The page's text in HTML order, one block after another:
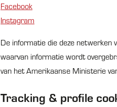
Facebook
Instagram
De informatie die deze netwerken
waarvan informatie wordt
van het Amerikaanse Ministerie
Tracking & profile